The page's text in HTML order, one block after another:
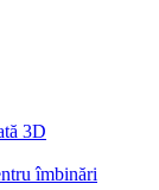
3D
îmbinări